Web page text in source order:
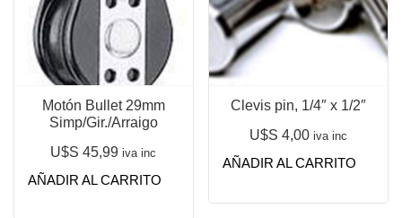
Motón Bullet 29mm
Simp/Gir./Arraigo
U$S45,99 iva inc
AÑADIR AL CARRITO
Clevis pin, 1/4″ x 1/2″
U$S4,00 iva inc
AÑADIR AL CARRITO